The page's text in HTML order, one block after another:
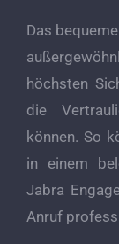
Das
höchsten
die
können. So
in einem
Jabra
Anruf